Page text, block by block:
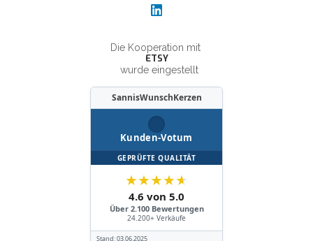
Die Kooperation mit
ETSY
wurde eingestellt
SannisWunschKerzen
Kunden-Votum
GEPRÜFTE QUALITÄT
★★★★★
4.6 von 5.0
Über 2.100 Bewertungen
24.200+ Verkäufe
Stand:03.06.2025